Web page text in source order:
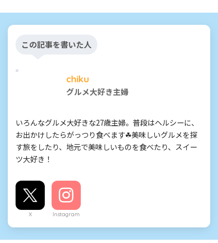
この記事を書いた人
chiku
グルメ大好き主婦
いろんなグルメ大好きな27歳主婦。普段はヘルシーに、
お出かけしたらがっつり食べます☘美味しいグルメを探
す旅をしたり、地元で美味しいものを食べたり、スイー
ツ大好き！
X Instagram